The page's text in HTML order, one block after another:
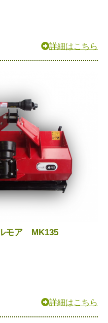
詳細はこちら
ルモア MK135
詳細はこちら